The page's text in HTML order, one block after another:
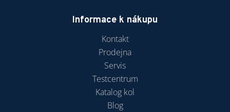
Informace k nákupu
Kontakt
Prodejna
Servis
Testcentrum
Katalog kol
Blog